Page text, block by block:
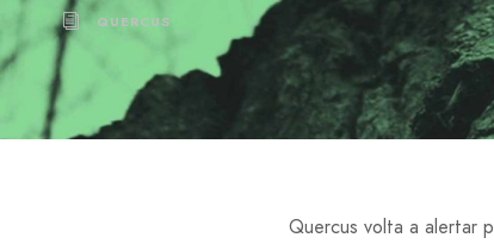
QUERCUS
Quercus volta a alertar